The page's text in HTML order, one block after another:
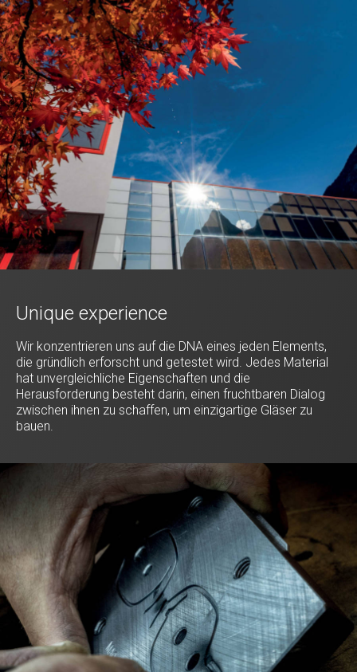
Unique experience
Wir konzentrieren uns auf die DNA eines jeden Elements,
die gründlich erforscht und getestet wird. Jedes Material
hat unvergleichliche Eigenschaften und die
Herausforderung besteht darin, einen fruchtbaren Dialog
zwischen ihnen zu schaffen, um einzigartige Gläser zu
bauen.